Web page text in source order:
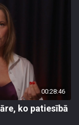
00:28:46
ko patiesībā